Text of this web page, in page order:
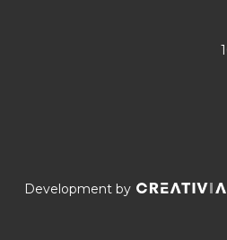
Development by